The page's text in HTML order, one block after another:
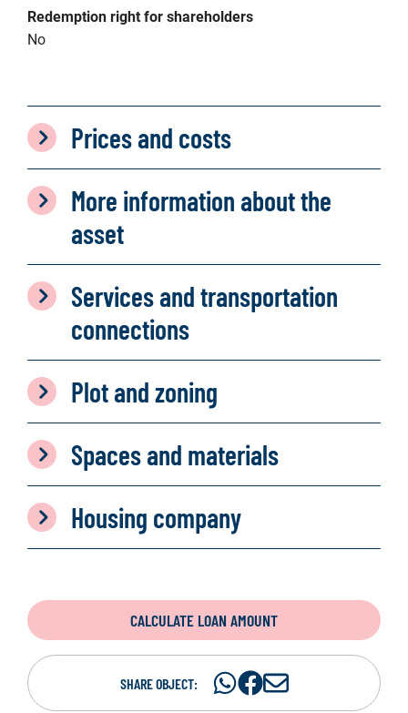
Redemption right for shareholders
No
Prices and costs
More information about the
asset
Services and transportation
connections
Plot and zoning
Spaces and materials
Housing company
CALCULATE LOAN AMOUNT
SHARE OBJECT:
ShareShare
S